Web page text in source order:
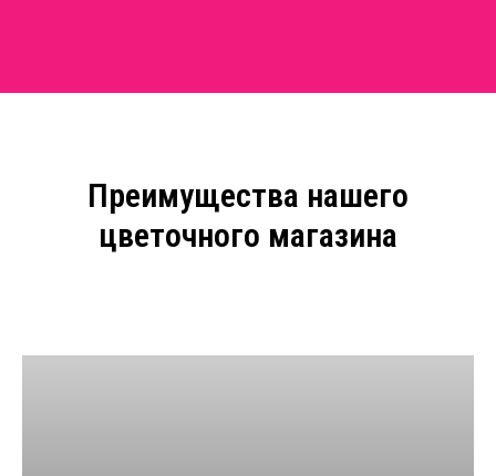
Преимущества нашего
цветочного магазина